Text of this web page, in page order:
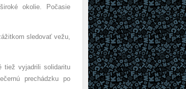
okolie. Počasie
sledovať vežu,
tiež vyjadrili solidaritu
prechádzku po